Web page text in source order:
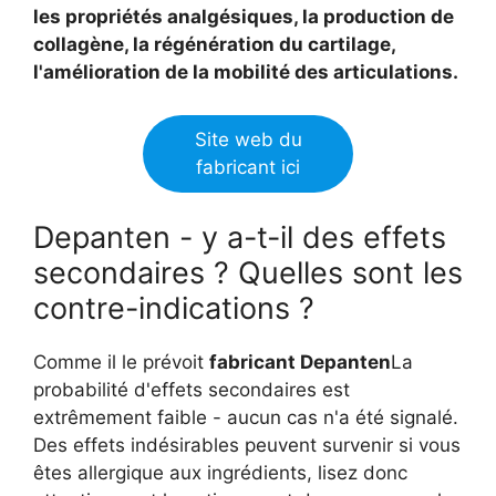
les propriétés analgésiques, la production de
collagène, la régénération du cartilage,
l'amélioration de la mobilité des articulations.
Site web du
fabricant ici
Depanten - y a-t-il des effets
secondaires ? Quelles sont les
contre-indications ?
Comme il le prévoit fabricant DepantenLa
probabilité d'effets secondaires est
extrêmement faible - aucun cas n'a été signalé.
Des effets indésirables peuvent survenir si vous
êtes allergique aux ingrédients, lisez donc